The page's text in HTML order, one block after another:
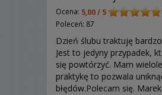
Ocena: 5,00 / 5
Poleceń: 87
Dzień ślubu traktuję
Jest to jedyny przypadek,
się powtórzyć. Mam
praktykę to pozwala
błędów.Polecam się. Marek